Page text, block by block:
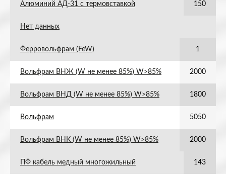
Алюминий АД-31 с термовставкой 150
Нет данных
Ферровольфрам (FeW) 1
Вольфрам ВНЖ (W не менее 85%) W>85% 2000
Вольфрам ВНД (W не менее 85%) W>85% 1800
Вольфрам 5050
Вольфрам ВНК (W не менее 85%) W>85% 2000
ПФ кабель медный многожильный 143